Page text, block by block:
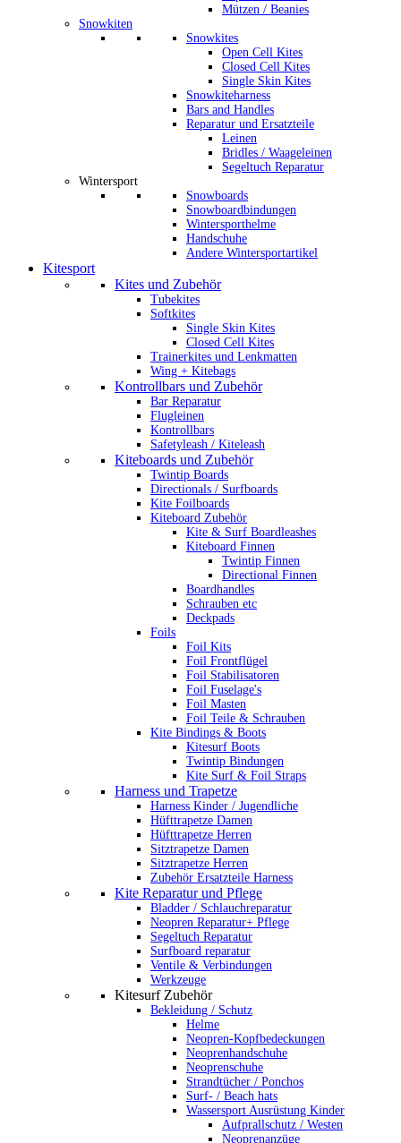
Mützen / Beanies
Snowkiten
Snowkites
Open Cell Kites
Closed Cell Kites
Single Skin Kites
Snowkiteharness
Bars and Handles
Reparatur und Ersatzteile
Leinen
Bridles / Waageleinen
Segeltuch Reparatur
Wintersport
Snowboards
Snowboardbindungen
Wintersporthelme
Handschuhe
Andere Wintersportartikel
Kitesport
Kites und Zubehör
Tubekites
Softkites
Single Skin Kites
Closed Cell Kites
Trainerkites und Lenkmatten
Wing + Kitebags
Kontrollbars und Zubehör
Bar Reparatur
Flugleinen
Kontrollbars
Safetyleash / Kiteleash
Kiteboards und Zubehör
Twintip Boards
Directionals / Surfboards
Kite Foilboards
Kiteboard Zubehör
Kite & Surf Boardleashes
Kiteboard Finnen
Twintip Finnen
Directional Finnen
Boardhandles
Schrauben etc
Deckpads
Foils
Foil Kits
Foil Frontflügel
Foil Stabilisatoren
Foil Fuselage's
Foil Masten
Foil Teile & Schrauben
Kite Bindings & Boots
Kitesurf Boots
Twintip Bindungen
Kite Surf & Foil Straps
Harness und Trapetze
Harness Kinder / Jugendliche
Hüfttrapetze Damen
Hüfttrapetze Herren
Sitztrapetze Damen
Sitztrapetze Herren
Zubehör Ersatzteile Harness
Kite Reparatur und Pflege
Bladder / Schlauchreparatur
Neopren Reparatur+ Pflege
Segeltuch Reparatur
Surfboard reparatur
Ventile & Verbindungen
Werkzeuge
Kitesurf Zubehör
Bekleidung / Schutz
Helme
Neopren-Kopfbedeckungen
Neoprenhandschuhe
Neoprenschuhe
Strandtücher / Ponchos
Surf- / Beach hats
Wassersport Ausrüstung Kinder
Aufprallschutz / Westen
Neoprenanzüge